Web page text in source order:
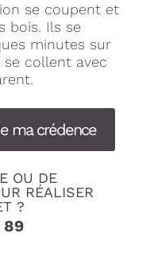
se coupent et
bois. Ils se
minutes sur
collent avec
ma crédence
OU DE
RÉALISER
?
89